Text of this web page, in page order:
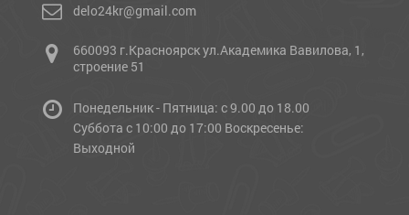
delo24kr@gmail.com
660093 г.Красноярск ул.Академика Вавилова, 1,
строение 51
Понедельник - Пятница: с 9.00 до 18.00
Cуббота с 10:00 до 17:00 Воскресенье:
Выходной